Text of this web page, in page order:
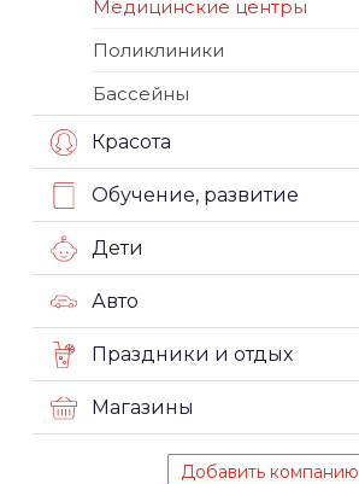
Медицинские центры
Поликлиники
Бассейны
Красота
Обучение, развитие
Дети
Авто
Праздники и отдых
Магазины
Добавить компанию